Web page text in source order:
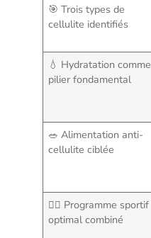
🎯 Trois types de
cellulite identifiés
💧 Hydratation comme
pilier fondamental
🥗 Alimentation anti-
cellulite ciblée
🏃‍♀️ Programme sportif
optimal combiné